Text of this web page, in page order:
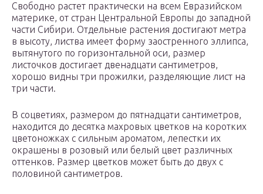
Свободно растет практически на всем Евразийском
материке, от стран Центральной Европы до западной
части Сибири. Отдельные растения достигают метра
в высоту, листва имеет форму заостренного эллипса,
вытянутого по горизонтальной оси, размер
листочков достигает двенадцати сантиметров,
хорошо видны три прожилки, разделяющие лист на
три части.
В соцветиях, размером до пятнадцати сантиметров,
находится до десятка махровых цветков на коротких
цветоножках с сильным ароматом, лепестки их
окрашены в розовый или белый цвет различных
оттенков. Размер цветков может быть до двух с
половиной сантиметров.